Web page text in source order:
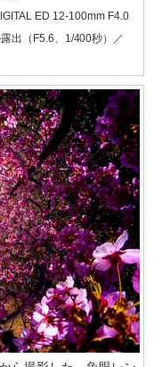
ED 12-100mm F4.0
出（F5.6、1/400秒）／